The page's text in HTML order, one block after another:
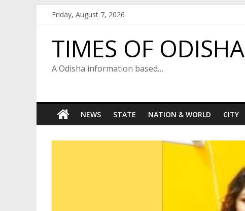
Friday, August 7, 2026
TIMES OF ODISHA
A Odisha information based…
NEWS STATE NATION & WORLD CITY